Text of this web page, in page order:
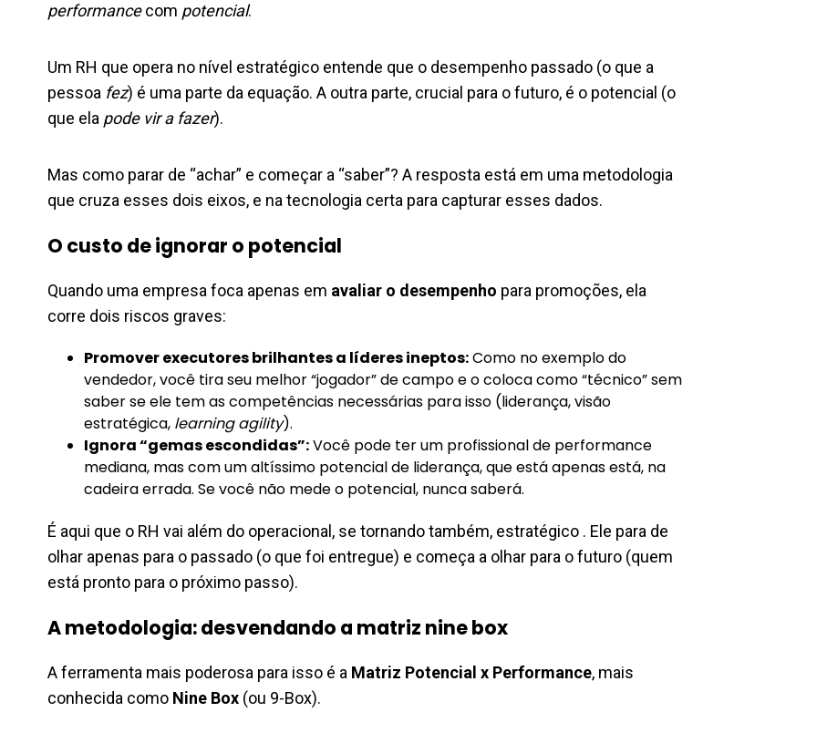
performancecom potencial.
Um RH que opera no nível estratégico entende que o desempenho passado (o que a
pessoa fez) é uma parte da equação. A outra parte, crucial para o futuro, é o potencial (o
que ela pode vir a fazer).
Mas como parar de “achar” e começar a “saber”? A resposta está em uma metodologia
que cruza esses dois eixos, e na tecnologia certa para capturar esses dados.
O custo de ignorar o potencial
Quando uma empresa foca apenas em avaliar o desempenho para promoções, ela
corre dois riscos graves:
Promover executores brilhantes a líderes ineptos:Como no exemplo do
vendedor, você tira seu melhor “jogador” de campo e o coloca como “técnico” sem
saber se ele tem as competências necessárias para isso (liderança, visão
estratégica, learning agility).
Ignora “gemas escondidas”:Você pode ter um profissional de performance
mediana, mas com um altíssimo potencial de liderança, que está apenas está, na
cadeira errada. Se você não mede o potencial, nunca saberá.
É aqui que o RH vai além do operacional, se tornando também, estratégico . Ele para de
olhar apenas para o passado (o que foi entregue) e começa a olhar para o futuro (quem
está pronto para o próximo passo).
A metodologia: desvendando a matriz nine box
A ferramenta mais poderosa para isso é a Matriz Potencial x Performance, mais
conhecida como Nine Box (ou 9-Box).